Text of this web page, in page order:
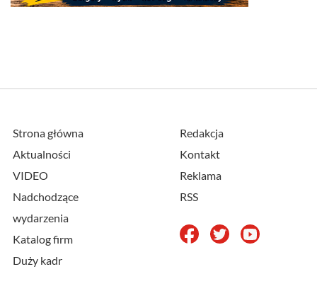
Strona główna
Aktualności
VIDEO
Nadchodzące
wydarzenia
Katalog firm
Duży kadr
Redakcja
Kontakt
Reklama
RSS